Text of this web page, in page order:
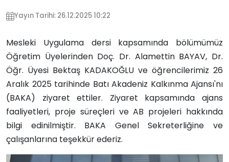
Yayın Tarihi: 26.12.2025 10:22
Mesleki Uygulama dersi kapsamında bölümümüz
Öğretim Üyelerinden Doç. Dr. Alamettin BAYAV, Dr.
Öğr. Üyesi Bektaş KADAKOĞLU ve öğrencilerimiz 26
Aralık 2025 tarihinde Batı Akadeniz Kalkınma Ajansı'nı
(BAKA) ziyaret ettiler. Ziyaret kapsamında ajans
faaliyetleri, proje süreçleri ve AB projeleri hakkında
bilgi edinilmiştir. BAKA Genel Sekreterliğine ve
çalışanlarına teşekkür ederiz.